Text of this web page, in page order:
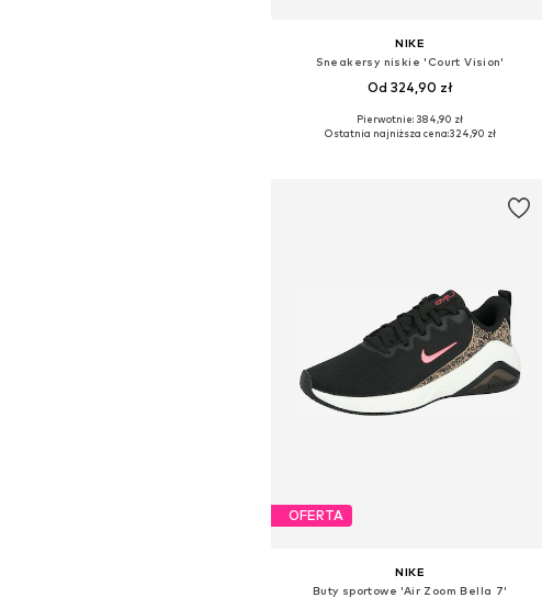
NIKE
Sneakersy niskie 'Court Vision'
Od 324,90 zł
Dostępne w różnych rozmiarach
Pierwotnie: 384,90 zł
Ostatnia najniższa cena:324,90 zł
OFERTA
NIKE
Buty sportowe 'Air Zoom Bella 7'